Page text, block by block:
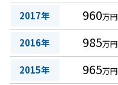
2017年 960万円
2016年 985万円
2015年 965万円